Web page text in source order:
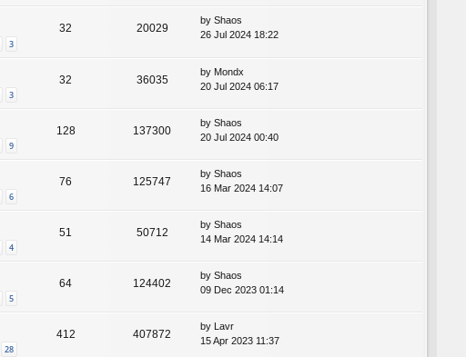
3
32 20029
by Shaos
26 Jul 2024 18:22
3
32 36035
by Mondx
20 Jul 2024 06:17
9
128 137300
by Shaos
20 Jul 2024 00:40
6
76 125747
by Shaos
16 Mar 2024 14:07
4
51 50712
by Shaos
14 Mar 2024 14:14
5
64 124402
by Shaos
09 Dec 2023 01:14
28
412 407872
by Lavr
15 Apr 2023 11:37